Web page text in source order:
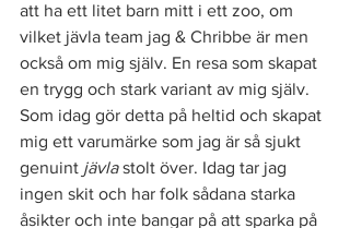
att ha ett litet barn mitt i ett zoo, om
vilket jävla team jag & Chribbe är men
också om mig själv. En resa som skapat
en trygg och stark variant av mig själv.
Som idag gör detta på heltid och skapat
mig ett varumärke som jag är så sjukt
genuint jävla stolt över. Idag tar jag
ingen skit och har folk sådana starka
åsikter och inte bangar på att sparka på